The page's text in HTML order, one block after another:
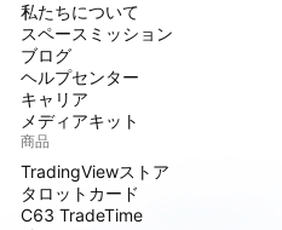
私たちについて
スペースミッション
ブログ
ヘルプセンター
キャリア
メディアキット
商品
TradingViewストア
タロットカード
C63 TradeTime